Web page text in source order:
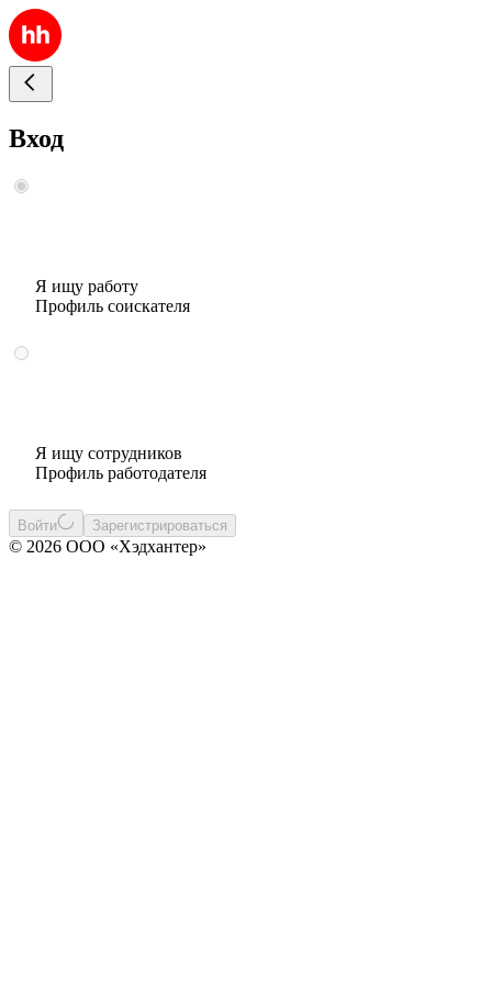
Вход
Я ищу работу
Профиль соискателя
Я ищу сотрудников
Профиль работодателя
Войти Зарегистрироваться
© 2026 ООО «Хэдхантер»